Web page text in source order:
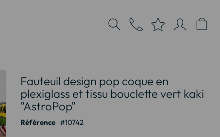
Fauteuil design pop coque en
plexiglass et tissu bouclette vert kaki
"AstroPop"
Référence 10742